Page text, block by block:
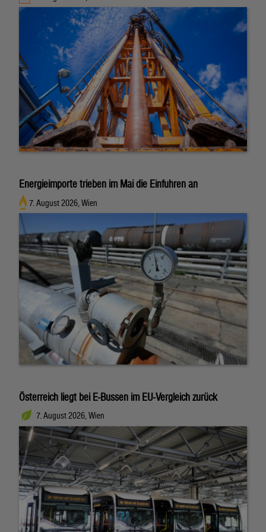
Energieimporte trieben im Mai die Einfuhren an
7. August 2026, Wien
Österreich liegt bei E-Bussen im EU-Vergleich zurück
7. August 2026, Wien